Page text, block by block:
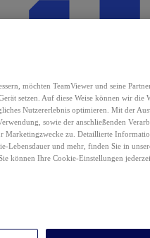
möchten TeamViewer und seine
setzen. Auf diese Weise können wir die
Nutzererlebnis optimieren. Mit der
sowie der anschließenden
Marketingzwecke zu. Detaillierte
Lebensdauer und mehr, finden Sie in
Sie können Ihre Cookie-Einstellungen